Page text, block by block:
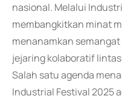
nasional. Melalui
membangkitkan minat
menanamkan
jejaring kolaboratif
Salah satu agenda
Industrial Festival 2025